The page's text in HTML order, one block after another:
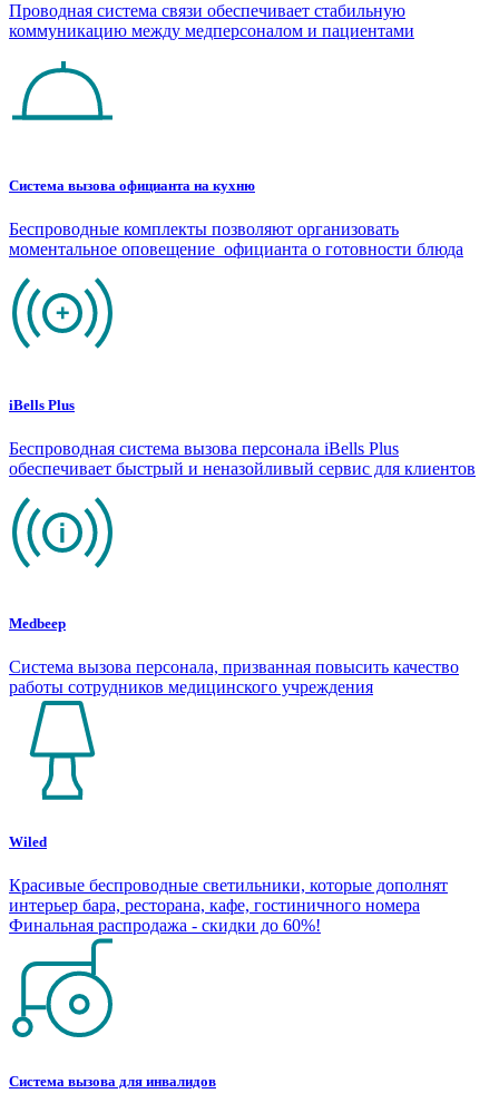
Проводная система связи обеспечивает стабильную
коммуникацию между медперсоналом и пациентами
Система вызова официанта на кухню
Беспроводные комплекты позволяют организовать
моментальное оповещение официанта о готовности блюда
iBells Plus
Беспроводная система вызова персонала iBells Plus
обеспечивает быстрый и неназойливый сервис для клиентов
Medbeep
Система вызова персонала, призванная повысить качество
работы сотрудников медицинского учреждения
Wiled
Красивые беспроводные светильники, которые дополнят
интерьер бара, ресторана, кафе, гостиничного номера
Финальная распродажа - скидки до 60%!
Система вызова для инвалидов